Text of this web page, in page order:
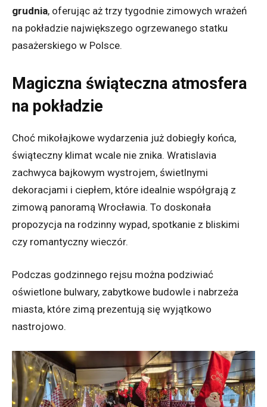
grudnia, oferując aż trzy tygodnie zimowych wrażeń
na pokładzie największego ogrzewanego statku
pasażerskiego w Polsce.
Magiczna świąteczna atmosfera
na pokładzie
Choć mikołajkowe wydarzenia już dobiegły końca,
świąteczny klimat wcale nie znika. Wratislavia
zachwyca bajkowym wystrojem, świetlnymi
dekoracjami i ciepłem, które idealnie współgrają z
zimową panoramą Wrocławia. To doskonała
propozycja na rodzinny wypad, spotkanie z bliskimi
czy romantyczny wieczór.
Podczas godzinnego rejsu można podziwiać
oświetlone bulwary, zabytkowe budowle i nabrzeża
miasta, które zimą prezentują się wyjątkowo
nastrojowo.